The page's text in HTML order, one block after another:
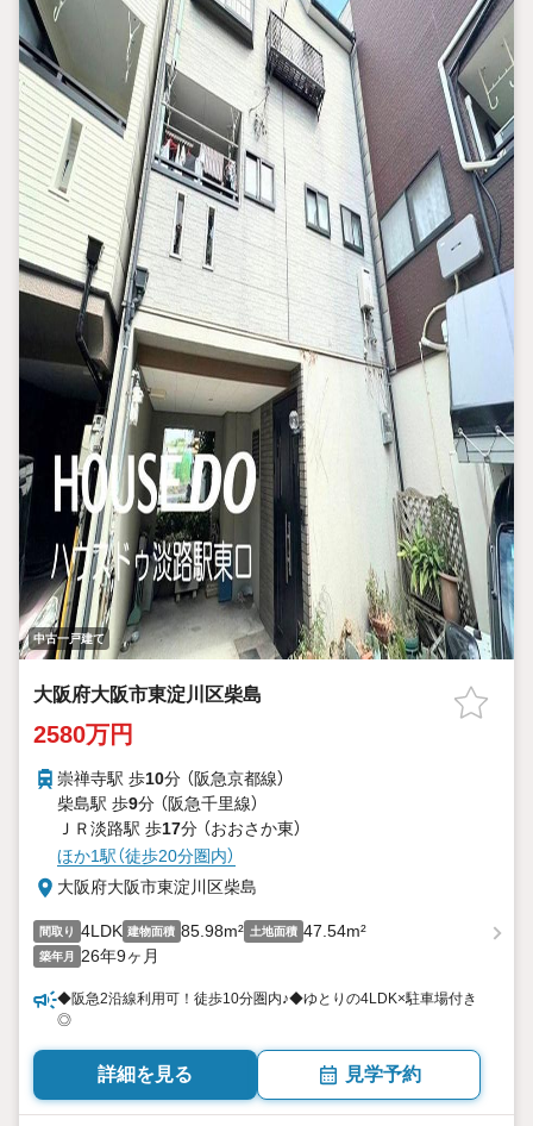
をサポート！
2.買い替えなどにも対応できる売却専門チームあり！
3.たくさんの銀行と繋がりがあるため、最も低金利になるように
審査が可能！
4.物件のお引渡し後に必要になったお家のリフォームも弊社のリ
フォームプランナーがご提案！
5.定期的にご連絡を繋ぎ、有事の際に迅速にサポートいたします
弊社は専門家同士が連携をとっているため、より多くの知見がご
ざいます。
お気軽にお問合せください！
中古一戸建て
大阪府大阪市東淀川区柴島
2580万円
崇禅寺駅 歩10分 （阪急京都線）
柴島駅 歩9分 （阪急千里線）
ＪＲ淡路駅 歩17分 （おおさか東）
ほか1駅（徒歩20分圏内）
大阪府大阪市東淀川区柴島
間取り 4LDK 建物面積 85.98m² 土地面積 47.54m²
築年月 26年9ヶ月
◆阪急2沿線利用可！徒歩10分圏内♪◆ゆとりの4LDK×駐車場付き
◎
詳細を見る 見学予約